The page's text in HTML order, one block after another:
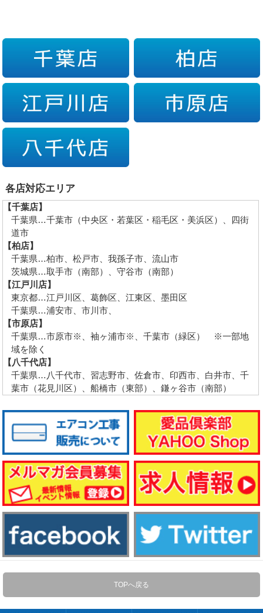
各店対応エリア
【千葉店】
千葉県…千葉市（中央区・若葉区・稲毛区・美浜区）、四街
道市
【柏店】
千葉県…柏市、松戸市、我孫子市、流山市
茨城県…取手市（南部）、守谷市（南部）
【江戸川店】
東京都…江戸川区、葛飾区、江東区、墨田区
千葉県…浦安市、市川市、
【市原店】
千葉県…市原市※、袖ヶ浦市※、千葉市（緑区） ※一部地
域を除く
【八千代店】
千葉県…八千代市、習志野市、佐倉市、印西市、白井市、千
葉市（花見川区）、船橋市（東部）、鎌ヶ谷市（南部）
TOPへ戻る